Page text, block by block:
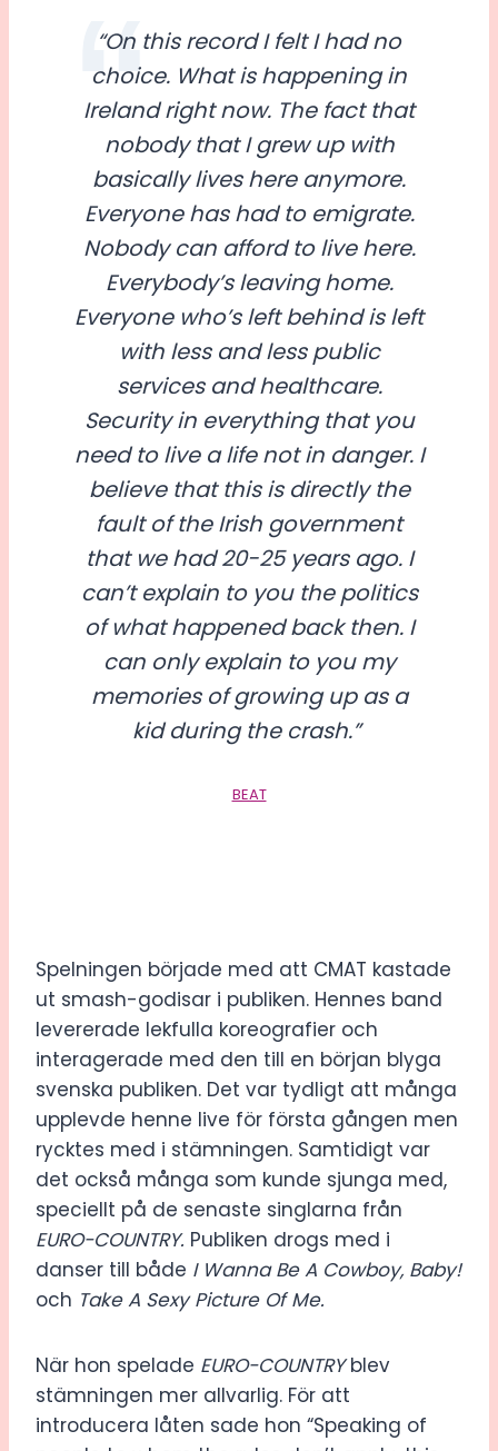
“On this record I felt I had no
choice. What is happening in
Ireland right now. The fact that
nobody that I grew up with
basically lives here anymore.
Everyone has had to emigrate.
Nobody can afford to live here.
Everybody’s leaving home.
Everyone who’s left behind is left
with less and less public
services and healthcare.
Security in everything that you
need to live a life not in danger. I
believe that this is directly the
fault of the Irish government
that we had 20-25 years ago. I
can’t explain to you the politics
of what happened back then. I
can only explain to you my
memories of growing up as a
kid during the crash.”
BEAT
Spelningen började med att CMAT kastade
ut smash-godisar i publiken. Hennes band
levererade lekfulla koreografier och
interagerade med den till en början blyga
svenska publiken. Det var tydligt att många
upplevde henne live för första gången men
rycktes med i stämningen. Samtidigt var
det också många som kunde sjunga med,
speciellt på de senaste singlarna från
EURO-COUNTRY. Publiken drogs med i
danser till både I Wanna Be A Cowboy, Baby!
och Take A Sexy Picture Of Me.
När hon spelade EURO-COUNTRYblev
stämningen mer allvarlig. För att
introducera låten sade hon “Speaking of